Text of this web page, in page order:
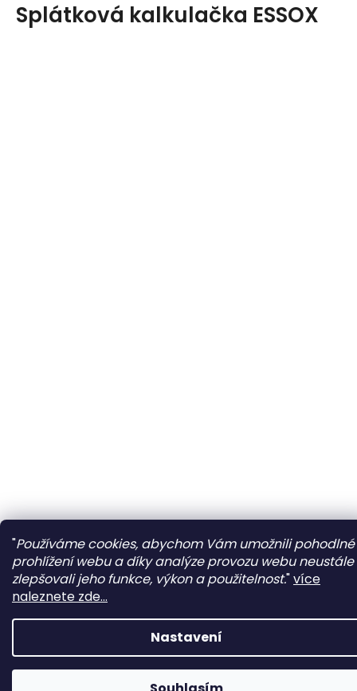
"Používáme cookies, abychom Vám umožnili pohodlné
prohlížení webu a díky analýze provozu webu neustále
zlepšovali jeho funkce, výkon a použitelnost."více
naleznete zde...
Nastavení
Splátková kalkulačka ESSOX